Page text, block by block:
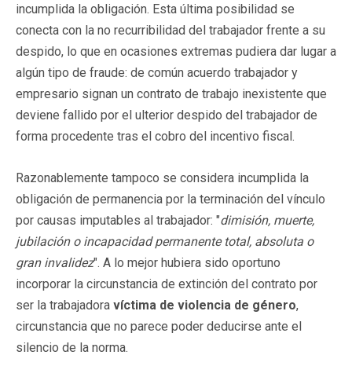
incumplida la obligación. Esta última posibilidad se
conecta con la no recurribilidad del trabajador frente a su
despido, lo que en ocasiones extremas pudiera dar lugar a
algún tipo de fraude: de común acuerdo trabajador y
empresario signan un contrato de trabajo inexistente que
deviene fallido por el ulterior despido del trabajador de
forma procedente tras el cobro del incentivo fiscal.
Razonablemente tampoco se considera incumplida la
obligación de permanencia por la terminación del vínculo
por causas imputables al trabajador: "dimisión, muerte,
jubilación o incapacidad permanente total, absoluta o
gran invalidez". A lo mejor hubiera sido oportuno
incorporar la circunstancia de extinción del contrato por
ser la trabajadora víctima de violencia de género,
circunstancia que no parece poder deducirse ante el
silencio de la norma.